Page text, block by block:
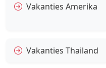
Vakanties Amerika
Vakanties Thailand